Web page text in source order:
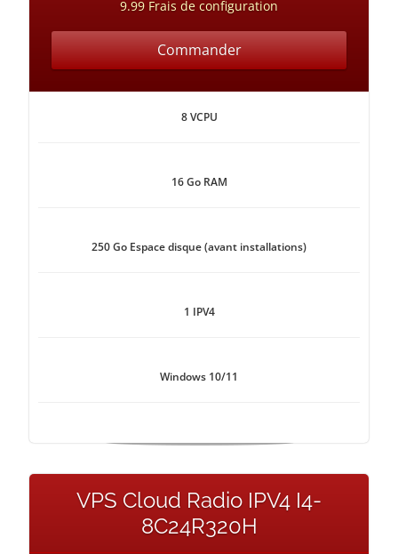
9.99 Frais de configuration
Commander
8 VCPU
16 Go RAM
250 Go Espace disque (avant installations)
1 IPV4
Windows 10/11
VPS Cloud Radio IPV4 I4-
8C24R320H